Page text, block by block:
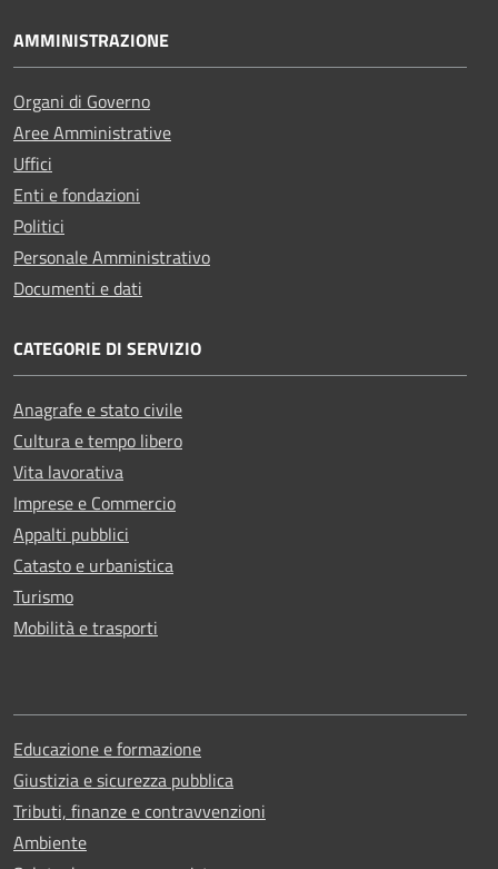
AMMINISTRAZIONE
Organi di Governo
Aree Amministrative
Uffici
Enti e fondazioni
Politici
Personale Amministrativo
Documenti e dati
CATEGORIE DI SERVIZIO
Anagrafe e stato civile
Cultura e tempo libero
Vita lavorativa
Imprese e Commercio
Appalti pubblici
Catasto e urbanistica
Turismo
Mobilità e trasporti
Educazione e formazione
Giustizia e sicurezza pubblica
Tributi, finanze e contravvenzioni
Ambiente